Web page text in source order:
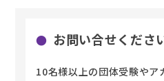
お問い合せくださ
10名様以上の団体受験やア